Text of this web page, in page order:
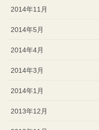
2014年11月
2014年5月
2014年4月
2014年3月
2014年1月
2013年12月